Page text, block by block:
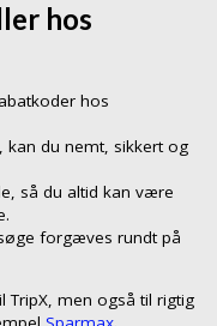
hos
hos
kan du nemt, sikkert og
så du altid kan være
forgæves rundt på
TripX, men også til rigtig